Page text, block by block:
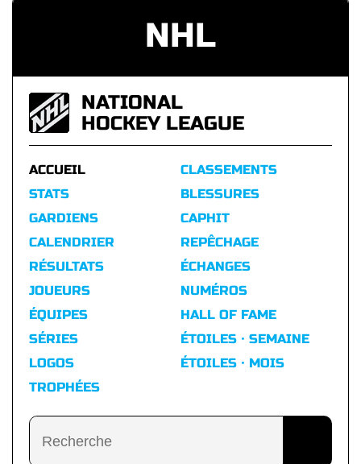
NHL
NATIONAL
HOCKEY LEAGUE
ACCUEIL
STATS
GARDIENS
CALENDRIER
RÉSULTATS
CLASSEMENTS
BLESSURES
CAPHIT
REPÊCHAGE
ÉCHANGES
JOUEURS
ÉQUIPES
SÉRIES
LOGOS
TROPHÉES
NUMÉROS
HALL OF FAME
ÉTOILES · SEMAINE
ÉTOILES · MOIS